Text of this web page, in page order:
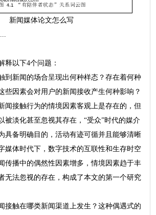
新闻媒体论文怎么写
释以下4个问题：
到新闻的场合呈现出何种样态？存在着何种
些因素会对用户的新闻接收产生何种影响？
闻接触行为的情境因素客观上是存在的，但
被淡化甚至忽视其存在，“受众”时代的媒介
具备明确目的，活动有迹可循并且能够清晰
媒体时代下，数字技术的互联性和生存时空
传播中的偶然性因素增多，情境因素趋于丰
无法忽视的存在，构成了本文的第一个研究
接触在哪类新闻渠道上发生？这种偶遇式的